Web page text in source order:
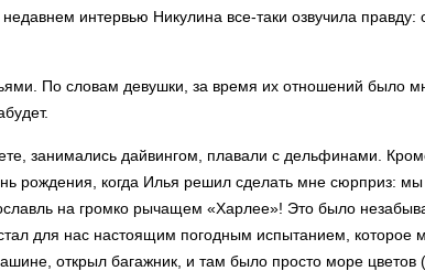
интервью Никулина все-таки озвучила правду:
По словам девушки, за время их отношений было
занимались дайвингом, плавали с дельфинами.
рождения, когда Илья решил сделать мне сюрприз: мы
на громко рычащем «Харлее»! Это было
для нас настоящим погодным испытанием, которое
открыл багажник, и там было просто море цветов